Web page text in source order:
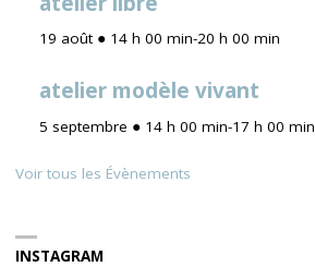
19 août ● 14 h 00 min-20 h 00 min
atelier modèle vivant
5 septembre ● 14 h 00 min-17 h 00 min
Voir tous les Évènements
INSTAGRAM